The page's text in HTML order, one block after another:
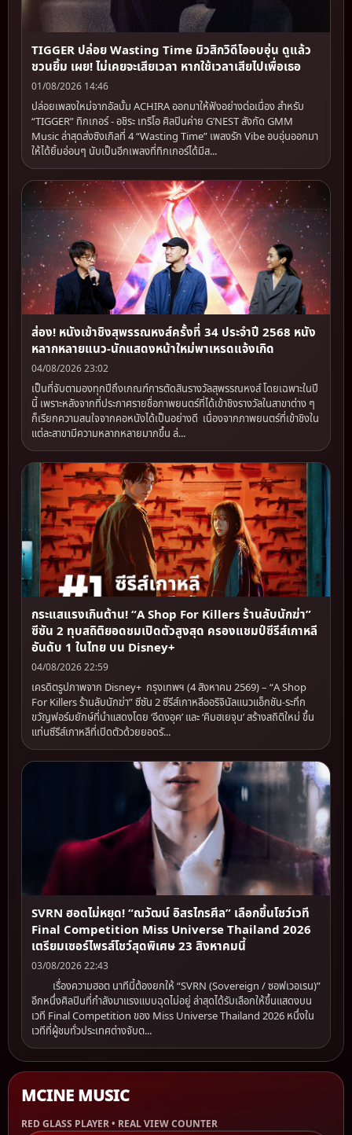
TIGGER ปล่อย Wasting Time มิวสิกวิดีโออบอุ่น ดูแล้ว
ชวนยิ้ม เผย! ไม่เคยจะเสียเวลา หากใช้เวลาเสียไปเพื่อเธอ
01/08/2026 14:46
ปล่อยเพลงใหม่จากอัลบั้ม ACHIRA ออกมาให้ฟังอย่างต่อเนื่อง สำหรับ
“TIGGER” ทิกเกอร์ - อชิระ เทริโอ ศิลปินค่าย G’NEST สังกัด GMM
Music ล่าสุดส่งซิงเกิลที่ 4 “Wasting Time” เพลงรัก Vibe อบอุ่นออกมา
ให้ได้ยิ้มอ่อนๆ นับเป็นอีกเพลงที่ทิกเกอร์ได้มีส...
ส่อง! หนังเข้าชิงสุพรรณหงส์ครั้งที่ 34 ประจำปี 2568 หนัง
หลากหลายแนว-นักแสดงหน้าใหม่พาเหรดแจ้งเกิด
04/08/2026 23:02
เป็นที่จับตามองทุกปีถึงเกณฑ์การตัดสินรางวัลสุพรรณหงส์ โดยเฉพาะในปี
นี้ เพราะหลังจากที่ประกาศรายชื่อภาพยนตร์ที่ได้เข้าชิงรางวัลในสาขาต่าง ๆ
ก็เรียกความสนใจจากคอหนังได้เป็นอย่างดี เนื่องจากภาพยนตร์ที่เข้าชิงใน
แต่ละสาขามีความหลากหลายมากขึ้น ล่...
กระแสแรงเกินต้าน! “A Shop For Killers ร้านลับนักฆ่า”
ซีซัน 2 ทุบสถิติยอดชมเปิดตัวสูงสุด ครองแชมป์ซีรีส์เกาหลี
อันดับ 1 ในไทย บน Disney+
04/08/2026 22:59
เครดิตรูปภาพจาก Disney+ กรุงเทพฯ (4 สิงหาคม 2569) – “A Shop
For Killers ร้านลับนักฆ่า” ซีซัน 2 ซีรีส์เกาหลีออริจินัลแนวแอ็กชัน-ระทึก
ขวัญฟอร์มยักษ์ที่นำแสดงโดย ‘อีดงอุค’ และ ‘คิมฮเยจุน’ สร้างสถิติใหม่ ขึ้น
แท่นซีรีส์เกาหลีที่เปิดตัวด้วยยอดรั...
SVRN ฮอตไม่หยุด! “ณวัฒน์ อิสรไกรศีล” เลือกขึ้นโชว์เวที
Final Competition Miss Universe Thailand 2026
เตรียมเซอร์ไพรส์โชว์สุดพิเศษ 23 สิงหาคมนี้
03/08/2026 22:43
เรื่องความฮอต นาทีนี้ต้องยกให้ “SVRN (Sovereign / ซอฟเวอเรน)”
อีกหนึ่งศิลปินที่กำลังมาแรงแบบฉุดไม่อยู่ ล่าสุดได้รับเลือกให้ขึ้นแสดงบน
เวที Final Competition ของ Miss Universe Thailand 2026 หนึ่งใน
เวทีที่ผู้ชมทั่วประเทศต่างจับต...
MCINE MUSIC
RED GLASS PLAYER • REAL VIEW COUNTER